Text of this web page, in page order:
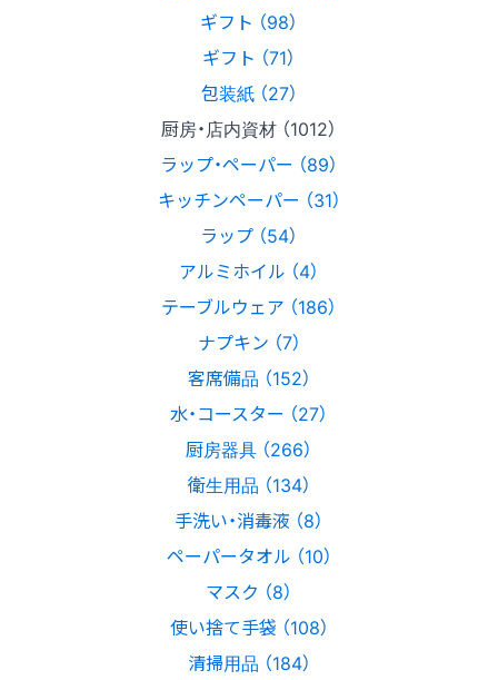
ギフト （98）
ギフト （71）
包装紙 （27）
厨房・店内資材 （1012）
ラップ・ペーパー （89）
キッチンペーパー （31）
ラップ （54）
アルミホイル （4）
テーブルウェア （186）
ナプキン （7）
客席備品 （152）
水・コースター （27）
厨房器具 （266）
衛生用品 （134）
手洗い・消毒液 （8）
ペーパータオル （10）
マスク （8）
使い捨て手袋 （108）
清掃用品 （184）